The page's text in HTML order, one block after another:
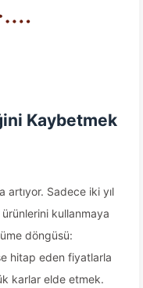
Kaybetmek
artıyor. Sadece iki yıl
kullanmaya
döngüsü:
hitap eden fiyatlarla
karlar elde etmek.